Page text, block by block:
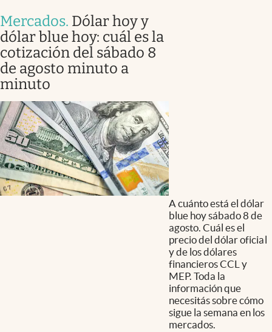
Mercados. Dólar hoy y
dólar blue hoy: cuál es la
cotización del sábado 8
de agosto minuto a
minuto
A cuánto está el dólar
blue hoy sábado 8 de
agosto. Cuál es el
precio del dólar oficial
y de los dólares
financieros CCL y
MEP. Toda la
información que
necesitás sobre cómo
sigue la semana en los
mercados.